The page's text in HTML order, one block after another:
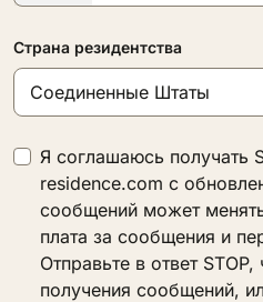
Страна резидентства
Я соглашаюсь получать
residence.com с
сообщений может
плата за сообщения и
Отправьте в ответ
получения сообщений,